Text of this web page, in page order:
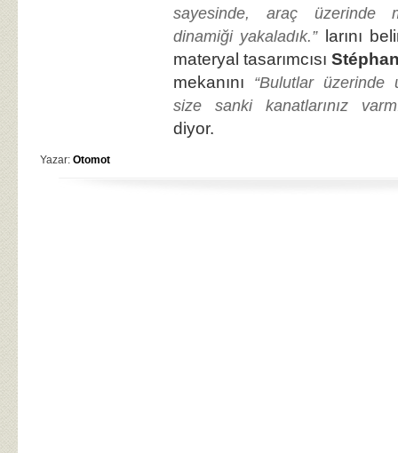
sayesinde, araç üzerinde
dinamiği yakaladık.”larını
materyal tasarımcısı
mekanını “Bulutlar
size sanki kanatlarınız
diyor.
Yazar: Otomot